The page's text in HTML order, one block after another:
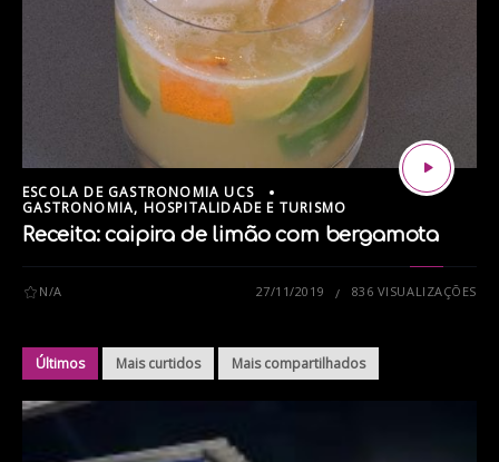
ESCOLA DE GASTRONOMIA UCS
GASTRONOMIA, HOSPITALIDADE E TURISMO
Receita: caipira de limão com bergamota
N/A 27/11/2019 836 VISUALIZAÇÕES
Últimos Mais curtidos Mais compartilhados